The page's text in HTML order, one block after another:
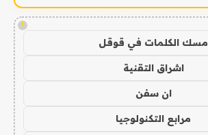
!
مسك الكلمات في قوقل
اشراق التقنية
ان سفن
مرابع التكنولوجيا